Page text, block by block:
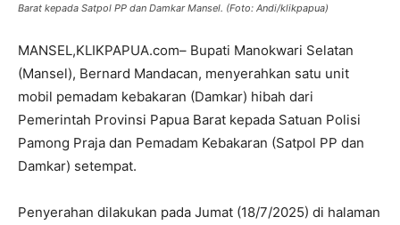
Barat kepada Satpol PP dan Damkar Mansel. (Foto: Andi/klikpapua)
MANSEL,KLIKPAPUA.com– Bupati Manokwari Selatan
(Mansel), Bernard Mandacan, menyerahkan satu unit
mobil pemadam kebakaran (Damkar) hibah dari
Pemerintah Provinsi Papua Barat kepada Satuan Polisi
Pamong Praja dan Pemadam Kebakaran (Satpol PP dan
Damkar) setempat.
Penyerahan dilakukan pada Jumat (18/7/2025) di halaman